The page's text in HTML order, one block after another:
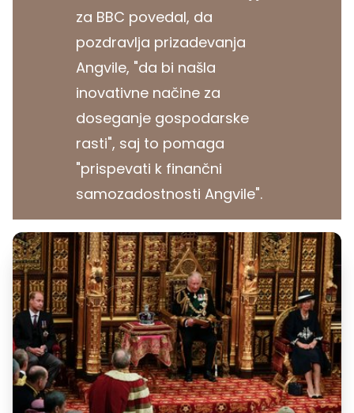
za BBC povedal, da
pozdravlja prizadevanja
Angvile, "da bi našla
inovativne načine za
doseganje gospodarske
rasti", saj to pomaga
"prispevati k finančni
samozadostnosti Angvile".